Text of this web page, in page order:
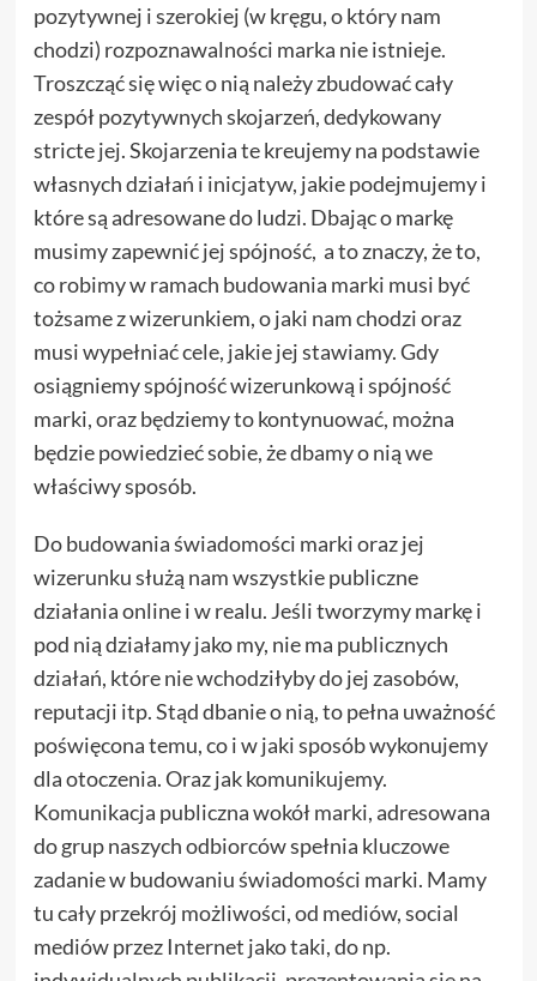
pozytywnej i szerokiej (w kręgu, o który nam
chodzi) rozpoznawalności marka nie istnieje.
Troszcząć się więc o nią należy zbudować cały
zespół pozytywnych skojarzeń, dedykowany
stricte jej. Skojarzenia te kreujemy na podstawie
własnych działań i inicjatyw, jakie podejmujemy i
które są adresowane do ludzi. Dbając o markę
musimy zapewnić jej spójność, a to znaczy, że to,
co robimy w ramach budowania marki musi być
tożsame z wizerunkiem, o jaki nam chodzi oraz
musi wypełniać cele, jakie jej stawiamy. Gdy
osiągniemy spójność wizerunkową i spójność
marki, oraz będziemy to kontynuować, można
będzie powiedzieć sobie, że dbamy o nią we
właściwy sposób.
Do budowania świadomości marki oraz jej
wizerunku służą nam wszystkie publiczne
działania online i w realu. Jeśli tworzymy markę i
pod nią działamy jako my, nie ma publicznych
działań, które nie wchodziłyby do jej zasobów,
reputacji itp. Stąd dbanie o nią, to pełna uważność
poświęcona temu, co i w jaki sposób wykonujemy
dla otoczenia. Oraz jak komunikujemy.
Komunikacja publiczna wokół marki, adresowana
do grup naszych odbiorców spełnia kluczowe
zadanie w budowaniu świadomości marki. Mamy
tu cały przekrój możliwości, od mediów, social
mediów przez Internet jako taki, do np.